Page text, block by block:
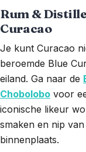
Rum &
Curacao
Je kunt Curacao
beroemde Blue
eiland. Ga naar de
Chobolobo voor
iconische likeur
smaken en nip
binnenplaats.